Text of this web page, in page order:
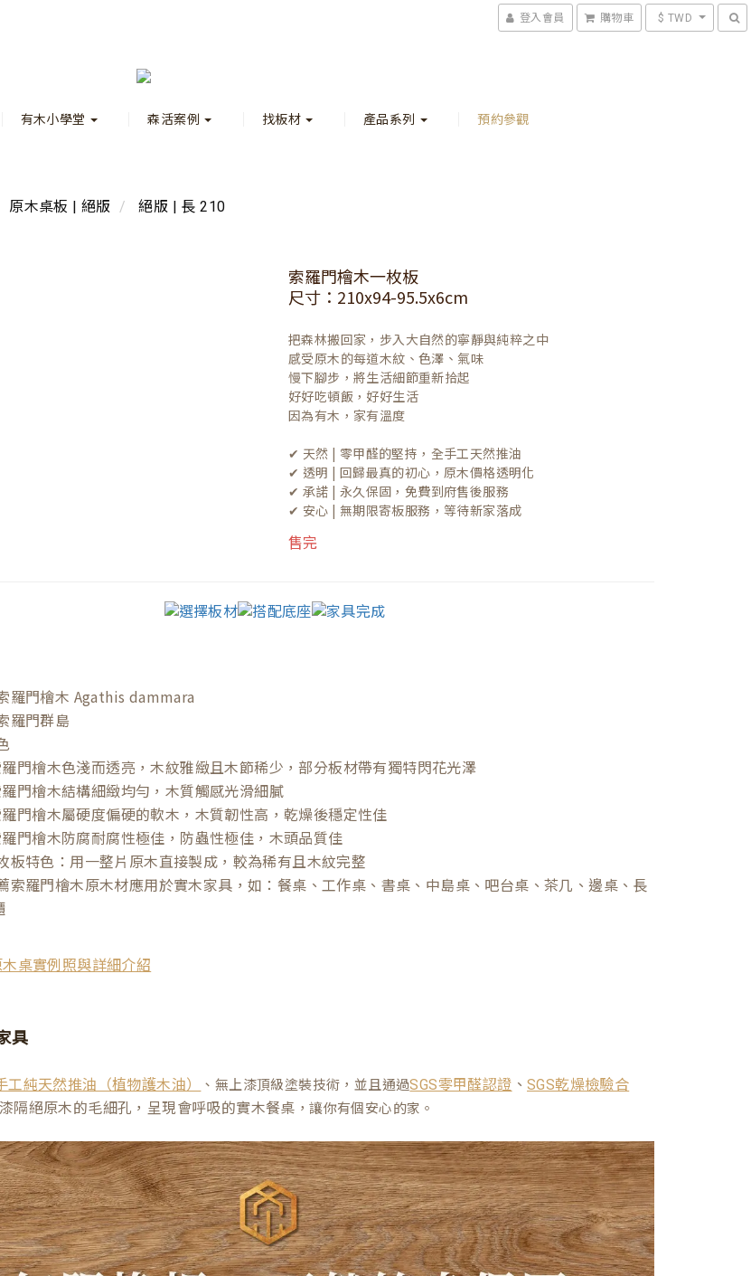
登入會員 購物車 $ TWD
有木小學堂 森活案例 找板材 產品系列 預約參觀
原木桌板 | 絕版 絕版 | 長 210
索羅門檜木一枚板
尺寸：210x94-95.5x6cm
把森林搬回家，步入大自然的寧靜與純粹之中
感受原木的每道木紋、色澤、氣味
慢下腳步，將生活細節重新拾起
好好吃頓飯，好好生活
因為有木，家有溫度
✔ 天然 | 零甲醛的堅持，全手工天然推油
✔ 透明 | 回歸最真的初心，原木價格透明化
✔ 承諾 | 永久保固，免費到府售後服務
✔ 安心 | 無期限寄板服務，等待新家落成
售完
羅門檜木 Agathis dammara
羅門群島
門檜木色淺而透亮，木紋雅緻且木節稀少，部分板材帶有獨特閃花光澤
門檜木結構細緻均勻，木質觸感光滑細膩
門檜木屬硬度偏硬的軟木，木質韌性高，乾燥後穩定性佳
門檜木防腐耐腐性極佳，防蟲性極佳，木頭品質佳
板特色：用一整片原木直接製成，較為稀有且木紋完整
索羅門檜木原木材應用於實木家具，如：餐桌、工作桌、書桌、中島桌、吧台桌、茶几、邊桌、長
桌實例照與詳細介紹
具
工純天然推油（植物護木油） 、無上漆頂級塗裝技術，並且通過SGS零甲醛認證 、SGS乾燥檢驗合
隔絕原木的毛細孔，呈現會呼吸的實木餐桌 ，讓你有個安心的家。